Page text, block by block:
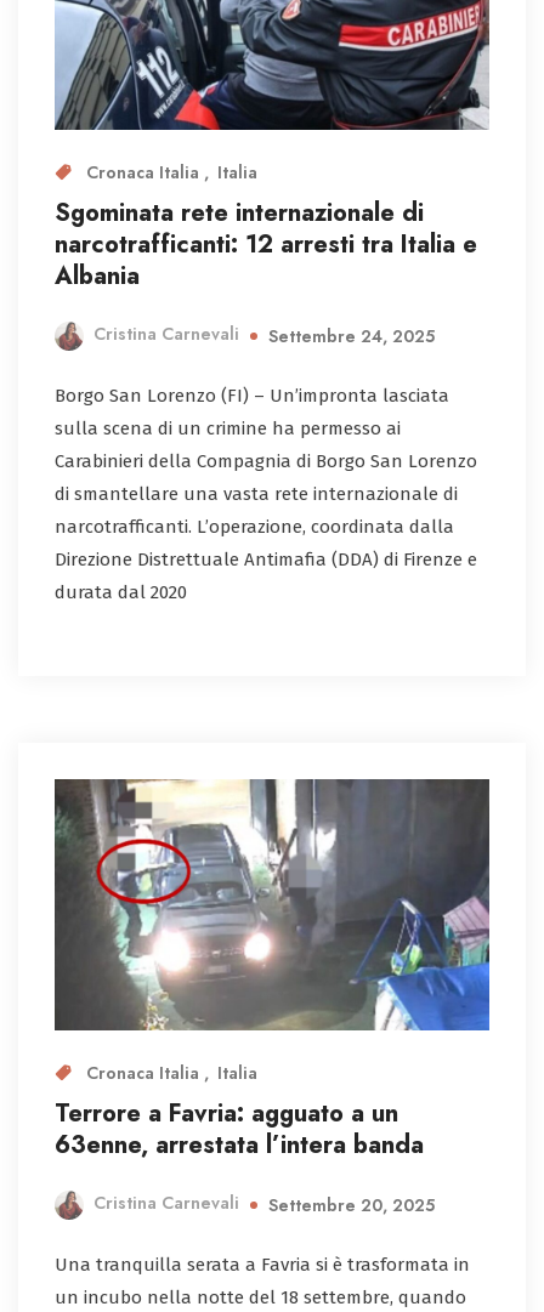
Cronaca Italia Italia
Sgominata rete internazionale di
narcotrafficanti: 12 arresti tra Italia e
Albania
Cristina Carnevali Settembre 24, 2025
Borgo San Lorenzo (FI) – Un’impronta lasciata
sulla scena di un crimine ha permesso ai
Carabinieri della Compagnia di Borgo San Lorenzo
di smantellare una vasta rete internazionale di
narcotrafficanti. L’operazione, coordinata dalla
Direzione Distrettuale Antimafia (DDA) di Firenze e
durata dal 2020
Cronaca Italia Italia
Terrore a Favria: agguato a un
63enne, arrestata l’intera banda
Cristina Carnevali Settembre 20, 2025
Una tranquilla serata a Favria si è trasformata in
un incubo nella notte del 18 settembre, quando